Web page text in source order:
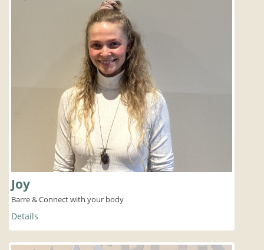
Joy
Barre & Connect with your body
Details